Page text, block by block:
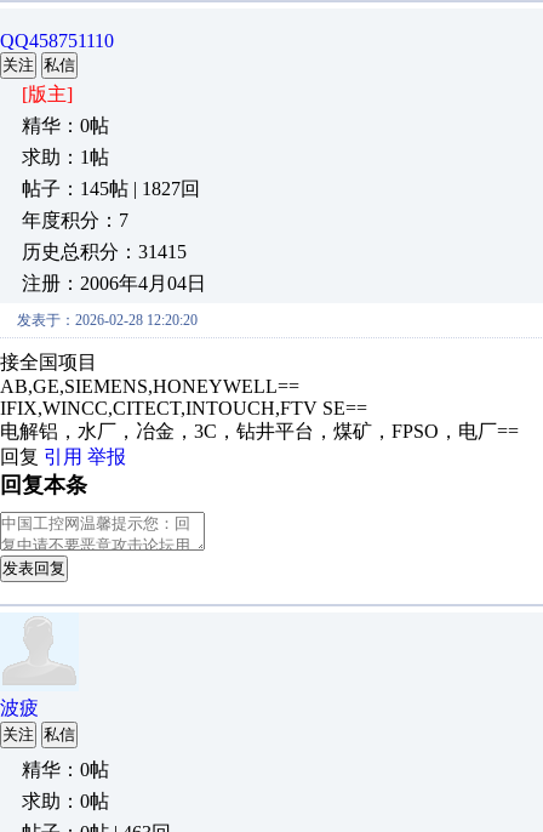
QQ458751110
关注 私信
[版主]
精华：0帖
求助：1帖
帖子：145帖 | 1827回
年度积分：7
历史总积分：31415
注册：2006年4月04日
发表于：2026-02-28 12:20:20
接全国项目
AB,GE,SIEMENS,HONEYWELL==
IFIX,WINCC,CITECT,INTOUCH,FTV SE==
电解铝，水厂，冶金，3C，钻井平台，煤矿，FPSO，电厂==
回复 引用 举报
回复本条
发表回复
波疲
关注 私信
精华：0帖
求助：0帖